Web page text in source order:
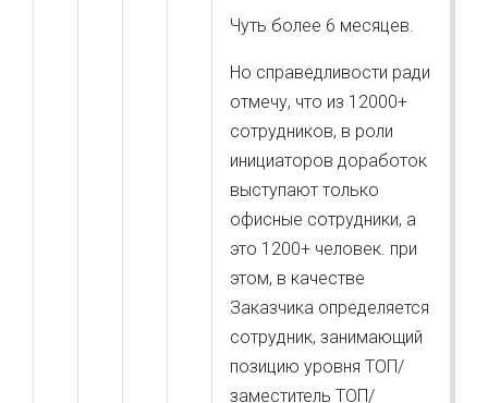
Чуть более 6 месяцев.
Но справедливости ради
отмечу, что из 12000+
сотрудников, в роли
инициаторов доработок
выступают только
офисные сотрудники, а
это 1200+ человек. при
этом, в качестве
Заказчика определяется
сотрудник, занимающий
позицию уровня ТОП/
заместитель ТОП/